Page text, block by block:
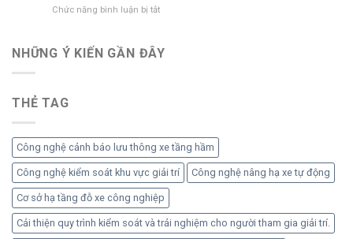
xe
cư
Chức năng bình luận bị tắtở
giữ
chung
cư
hiệu
quả
an
toàn
NHỮNG Ý KIẾN ​​GẦN ĐÂY
THẺ TAG
Công nghệ cảnh báo lưu thông xe tầng hầm
Công nghệ kiểm soát khu vực giải trí Công nghệ nâng hạ xe tự động
Cơ sở hạ tầng đỗ xe công nghiệp
Cải thiện quy trình kiểm soát và trải nghiệm cho người tham gia giải trí.